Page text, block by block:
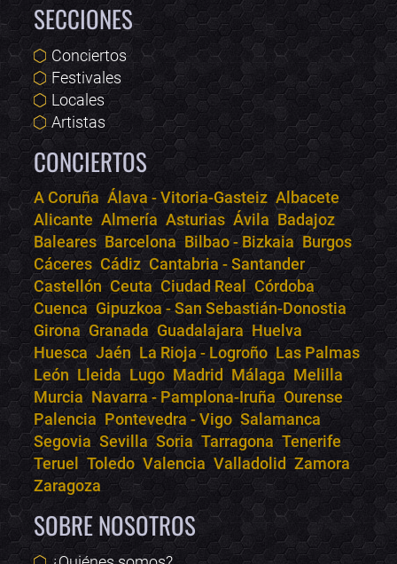
SECCIONES
Conciertos
Festivales
Locales
Artistas
CONCIERTOS
A Coruña Álava - Vitoria-Gasteiz Albacete
Alicante Almería Asturias Ávila Badajoz
Baleares Barcelona Bilbao - Bizkaia Burgos
Cáceres Cádiz Cantabria - Santander
Castellón Ceuta Ciudad Real
Córdoba
Cuenca Gipuzkoa - San Sebastián-Donostia
Girona Granada Guadalajara Huelva
Huesca Jaén La Rioja - Logroño Las Palmas
León Lleida Lugo Madrid Málaga Melilla
Murcia Navarra - Pamplona-Iruña Ourense
Palencia Pontevedra - Vigo Salamanca
Segovia Sevilla Soria Tarragona Tenerife
Teruel
Toledo Valencia Valladolid Zamora
Zaragoza
SOBRE NOSOTROS
Bololoco · conciertos.club
Online · Te ayudo a encontrar conciertos